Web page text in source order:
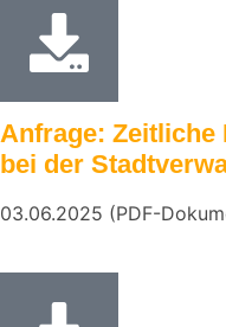
Anfrage:
bei der
03.06.2025 (PDF-